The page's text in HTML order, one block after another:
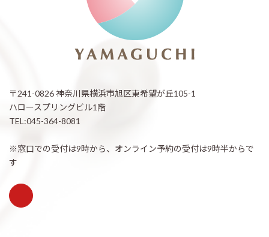
〒241-0826 神奈川県横浜市旭区東希望が丘105-1
ハロースプリングビル1階
TEL:045-364-8081
※窓口での受付は9時から、オンライン予約の受付は9時半からで
す